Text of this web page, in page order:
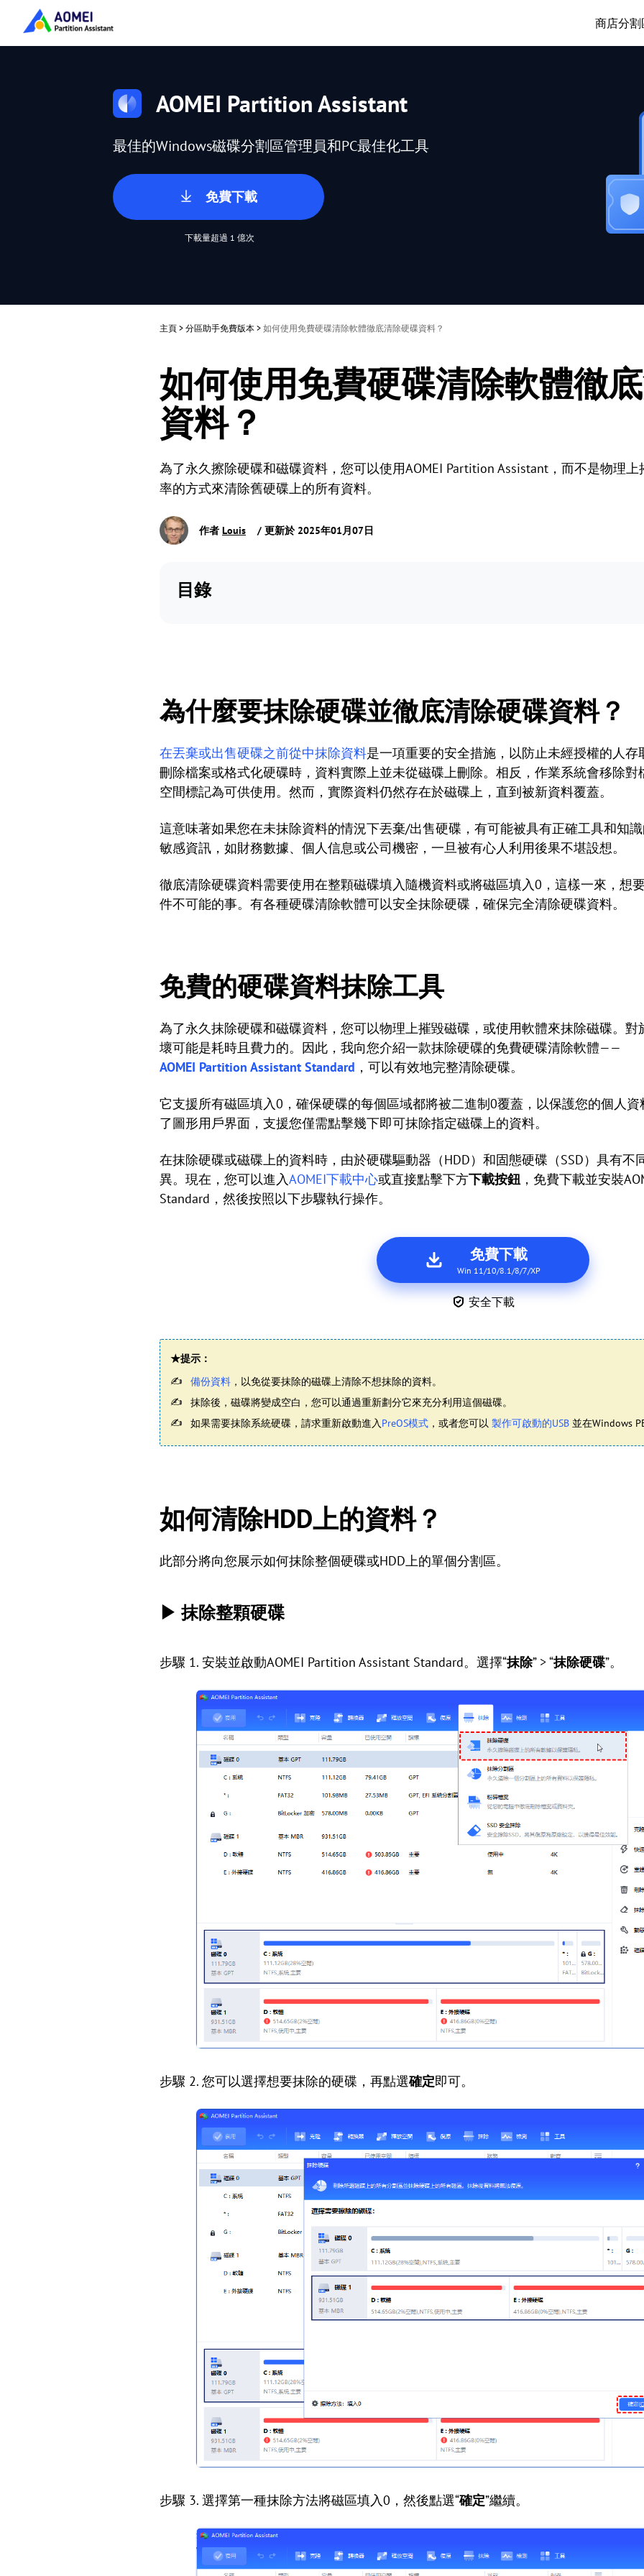
商店分割
AOMEI Partition Assistant
最佳的Windows磁碟分割區管理員和PC最佳化工具
免費下載
下載量超過 1 億次
主頁 > 分區助手免費版本 > 如何使用免費硬碟清除軟體徹底清除硬碟資料？
如何使用免費硬碟清除軟體徹
資料？
為了永久擦除硬碟和磁碟資料，您可以使用AOMEI Partition Assistant，而不是物理
率的方式來清除舊硬碟上的所有資料。
作者 Louis / 更新於 2025年01月07日
目錄
為什麼要抹除硬碟並徹底清除硬碟資料？
在丟棄或出售硬碟之前從中抹除資料是一項重要的安全措施，以防止未經授權的人
刪除檔案或格式化硬碟時，資料實際上並未從磁碟上刪除。相反，作業系統會移除
空間標記為可供使用。然而，實際資料仍然存在於磁碟上，直到被新資料覆蓋。
這意味著如果您在未抹除資料的情況下丟棄/出售硬碟，有可能被具有正確工具和知
敏感資訊，如財務數據、個人信息或公司機密，一旦被有心人利用後果不堪設想。
徹底清除硬碟資料需要使用在整顆磁碟填入隨機資料或將磁區填入0，這樣一來，想
件不可能的事。有各種硬碟清除軟體可以安全抹除硬碟，確保完全清除硬碟資料。
免費的硬碟資料抹除工具
為了永久抹除硬碟和磁碟資料，您可以物理上摧毀磁碟，或使用軟體來抹除磁碟。
壞可能是耗時且費力的。因此，我向您介紹一款抹除硬碟的免費硬碟清除軟體——
AOMEI Partition Assistant Standard ，可以有效地完整清除硬碟。
它支援所有磁區填入0，確保硬碟的每個區域都將被二進制0覆蓋，以保護您的個人
了圖形用戶界面，支援您僅需點擊幾下即可抹除指定磁碟上的資料。
在抹除硬碟或磁碟上的資料時，由於硬碟驅動器（HDD）和固態硬碟（SSD）具有不
異。現在，您可以進入AOMEI下載中心或直接點擊下方下載按鈕 ，免費下載並安裝
Standard，然後按照以下步驟執行操作。
免費下載
Win 11/10/8.1/8/7/XP
安全下載
★提示：
備份資料 ，以免從要抹除的磁碟上清除不想抹除的資料。
抹除後，磁碟將變成空白，您可以通過重新劃分它來充分利用這個磁碟。
如果需要抹除系統硬碟，請求重新啟動進入PreOS模式 ，或者您可以 製作可啟動的USB 並在Windows
如何清除HDD上的資料？
此部分將向您展示如何抹除整個硬碟或HDD上的單個分割區。
▶ 抹除整顆硬碟
步驟 1. 安裝並啟動AOMEI Partition Assistant Standard。選擇“抹除” > “抹除硬碟”。
步驟 2. 您可以選擇想要抹除的硬碟，再點選確定即可。
步驟 3. 選擇第一種抹除方法將磁區填入0，然後點選“確定”繼續。